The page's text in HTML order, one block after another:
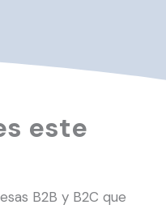
este
B2B y B2C que